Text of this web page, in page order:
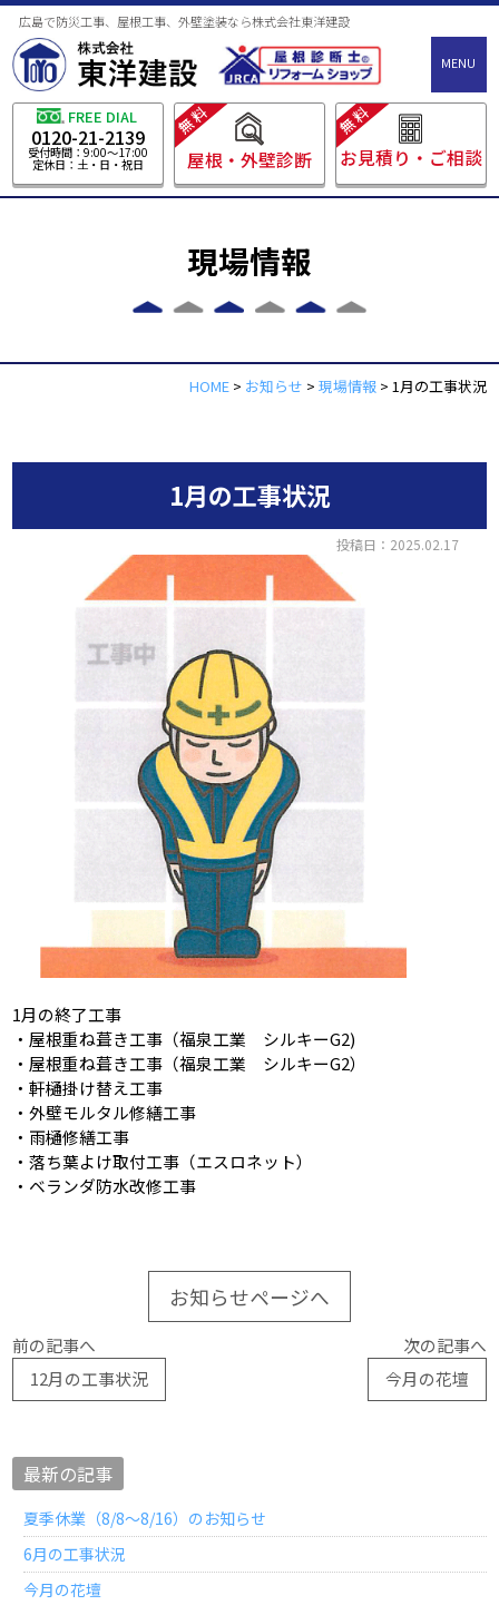
広島で防災工事、屋根工事、外壁塗装なら株式会社東洋建設
MENU
FREE DIAL
0120-21-2139
受付時間：9:00～17:00
定休日：土・日・祝日
無料
屋根・外壁診断
無料
お見積り・ご相談
現場情報
HOME> お知らせ > 現場情報> 1月の工事状況
1月の工事状況
投稿日：2025.02.17
1月の終了工事
・屋根重ね葺き工事（福泉工業 シルキーG2)
・屋根重ね葺き工事（福泉工業 シルキーG2）
・軒樋掛け替え工事
・外壁モルタル修繕工事
・雨樋修繕工事
・落ち葉よけ取付工事（エスロネット）
・ベランダ防水改修工事
お知らせページへ
前の記事へ
12月の工事状況
次の記事へ
今月の花壇
最新の記事
夏季休業（8/8～8/16）のお知らせ
6月の工事状況
今月の花壇